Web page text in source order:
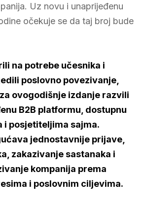
Uz novu i unaprijeđenu
očekuje se da taj broj bude
na potrebe učesnika i
poslovno povezivanje,
ovogodišnje izdanje razvili
B2B platformu, dostupnu
i posjetiteljima sajma.
jednostavnije prijave,
zakazivanje sastanaka i
kompanija prema
i poslovnim ciljevima.